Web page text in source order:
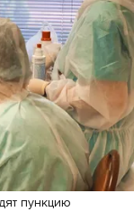
пункцию